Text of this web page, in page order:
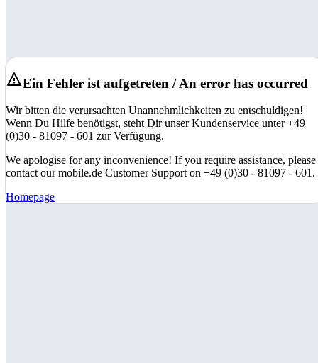
Ein Fehler ist aufgetreten / An error has occurred
Wir bitten die verursachten Unannehmlichkeiten zu entschuldigen!
Wenn Du Hilfe benötigst, steht Dir unser Kundenservice unter +49
(0)30 - 81097 - 601 zur Verfügung.
We apologise for any inconvenience! If you require assistance, please
contact our mobile.de Customer Support on +49 (0)30 - 81097 - 601.
Homepage